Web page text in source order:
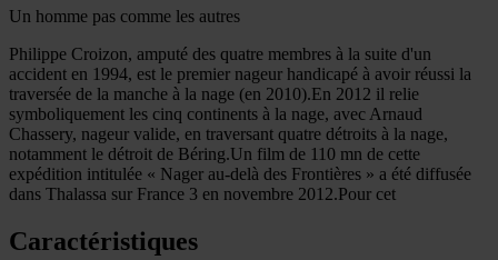
Un homme pas comme les autres
Philippe Croizon, amputé des quatre membres à la suite d'un
accident en 1994, est le premier nageur handicapé à avoir réussi la
traversée de la manche à la nage (en 2010).En 2012 il relie
symboliquement les cinq continents à la nage, avec Arnaud
Chassery, nageur valide, en traversant quatre détroits à la nage,
notamment le détroit de Béring.Un film de 110 mn de cette
expédition intitulée « Nager au-delà des Frontières » a été diffusée
dans Thalassa sur France 3 en novembre 2012.Pour cet
Caractéristiques